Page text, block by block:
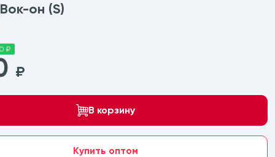
он (S)
₽
₽
В корзину
Купить оптом